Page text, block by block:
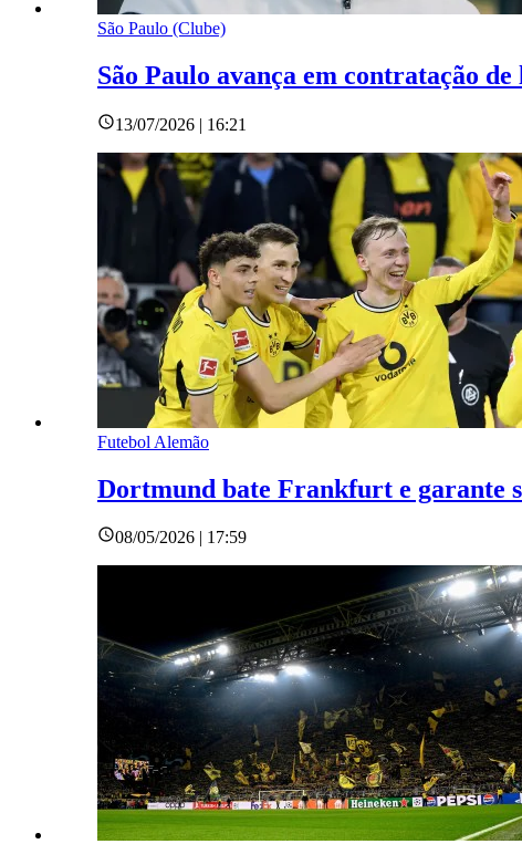
São Paulo (Clube)
São Paulo avança em contratação
13/07/2026 | 16:21
Futebol Alemão
Dortmund bate Frankfurt e garante
08/05/2026 | 17:59